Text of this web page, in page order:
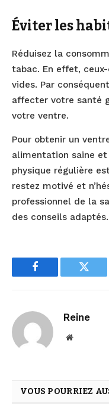
Éviter les
Réduisez la
tabac. En effet,
vides. Par
affecter votre santé
votre ventre.
Pour obtenir un
alimentation saine
physique régulière
restez motivé et
professionnel de la
des conseils adaptés.
Facebook
Reine
Website
VOUS POURRIEZ